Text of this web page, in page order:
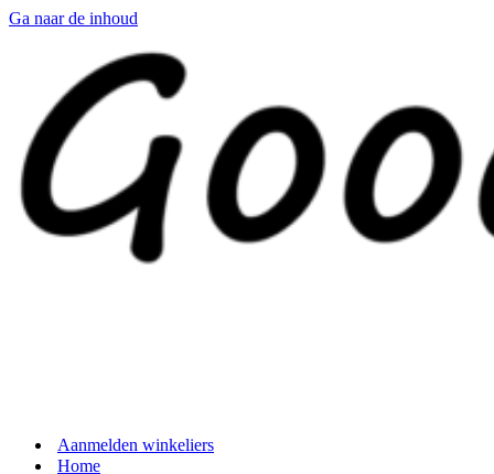
Ga naar de inhoud
Aanmelden winkeliers
Home